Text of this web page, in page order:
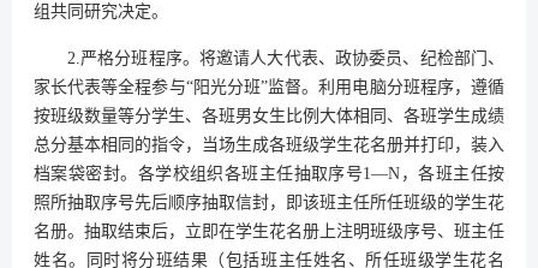
组共同研究决定。
2.严格分班程序。将邀请人大代表、政协委员、纪检部门、
家长代表等全程参与“阳光分班”监督。利用电脑分班程序，遵循
按班级数量等分学生、各班男女生比例大体相同、各班学生成绩
总分基本相同的指令，当场生成各班级学生花名册并打印，装入
档案袋密封。各学校组织各班主任抽取序号1—N，各班主任按
照所抽取序号先后顺序抽取信封，即该班主任所任班级的学生花
名册。抽取结束后，立即在学生花名册上注明班级序号、班主任
姓名。同时将分班结果（包括班主任姓名、所任班级学生花名